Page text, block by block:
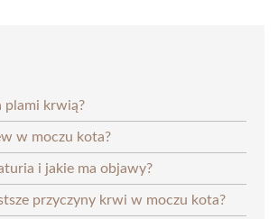
plami krwią?
w moczu kota?
i jakie ma objawy?
przyczyny krwi w moczu kota?